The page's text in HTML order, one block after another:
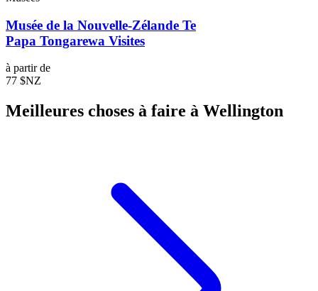
Musée de la Nouvelle-Zélande Te
Papa Tongarewa Visites
à partir de
77 $NZ
Meilleures choses à faire à Wellington